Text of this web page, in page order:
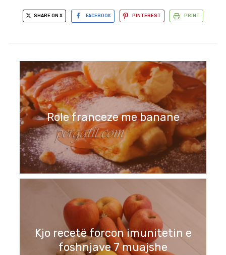
SHARE ON X FACEBOOK PINTEREST PRINT
Role franceze me banane
Kjo recetë forcon imunitetin e
foshnjave 7 muajshe